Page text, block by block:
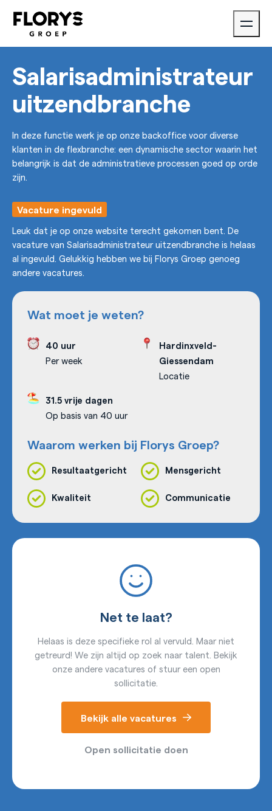
Salarisadministrateur
uitzendbranche
In deze functie werk je op onze backoffice voor diverse
klanten in de flexbranche: een dynamische sector waarin het
belangrijk is dat de administratieve processen goed op orde
zijn.
Vacature ingevuld
Leuk dat je op onze website terecht gekomen bent. De
vacature van Salarisadministrateur uitzendbranche is helaas
al ingevuld. Gelukkig hebben we bij Florys Groep genoeg
andere vacatures.
Wat moet je weten?
40 uur
Per week
Hardinxveld-
Giessendam
Locatie
31.5 vrije dagen
Op basis van 40 uur
Waarom werken bij Florys Groep?
Resultaatgericht Mensgericht
Kwaliteit Communicatie
Net te laat?
Helaas is deze specifieke rol al vervuld. Maar niet
getreurd! We zijn altijd op zoek naar talent. Bekijk
onze andere vacatures of stuur een open
sollicitatie.
Bekijk alle vacatures
Open sollicitatie doen